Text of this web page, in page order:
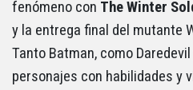
fenómeno con The Winter
y la entrega final del mutante
Tanto Batman, como
personajes con habilidades y